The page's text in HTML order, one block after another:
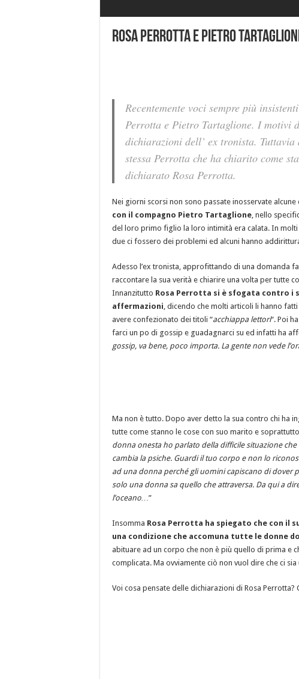
Rosa Perrotta e Pietro
Recentemente voci sempre più
Perrotta e Pietro Tartaglione. I motivi
dichiarazioni dell’ ex tronista.
stessa Perrotta che ha chiarito come
dichiarato Rosa Perrotta.
Nei giorni scorsi non sono passate inosservate alcune
con il compagno Pietro Tartaglione, nello
del loro primo figlio la loro intimità era calata. In
due ci fossero dei problemi ed alcuni hanno
Adesso l’ex tronista, approfittando di una domanda
raccontare la sua verità e chiarire una volta per tutte
Innanzitutto Rosa Perrotta si è sfogata contro i
affermazioni, dicendo che molti articoli li hanno
avere confezionato dei titoli “acchiappa lettori“. Poi
farci un po di gossip e guadagnarci su ed infatti ha
gossip, va bene, poco importa. La gente non vede
Ma non è tutto. Dopo aver detto la sua contro chi ha
tutte come stanno le cose con suo marito e
donna onesta ho parlato della difficile situazione
cambia la psiche. Guardi il tuo corpo e non lo
ad una donna perché gli uomini capiscano di dover
solo una donna sa quello che attraversa. Da qui a
l’oceano…”
Insomma Rosa Perrotta ha spiegato che con il
una condizione che accomuna tutte le donne
abituare ad un corpo che non è più quello di prima e
complicata. Ma ovviamente ciò non vuol dire che ci
Voi cosa pensate delle dichiarazioni di Rosa